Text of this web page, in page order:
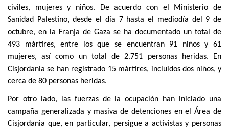
civiles, mujeres y niños. De acuerdo con el Ministerio de
Sanidad Palestino, desde el día 7 hasta el mediodía del 9 de
octubre, en la Franja de Gaza se ha documentado un total de
493 mártires, entre los que se encuentran 91 niños y 61
mujeres, así como un total de 2.751 personas heridas. En
Cisjordania se han registrado 15 mártires, incluidos dos niños, y
cerca de 80 personas heridas.
Por otro lado, las fuerzas de la ocupación han iniciado una
campaña generalizada y masiva de detenciones en el Área de
Cisjordania que, en particular, persigue a activistas y personas